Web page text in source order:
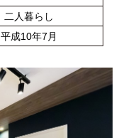
二人暮らし
平成10年7月